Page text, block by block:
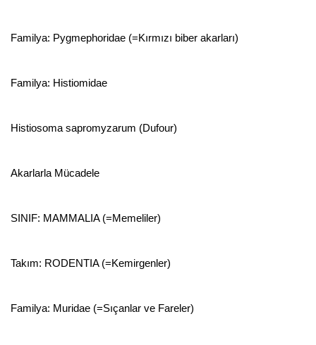
Familya: Pygmephoridae (=Kırmızı biber akarları)
Familya: Histiomidae
Histiosoma sapromyzarum (Dufour)
Akarlarla Mücadele
SINIF: MAMMALIA (=Memeliler)
Takım: RODENTIA (=Kemirgenler)
Familya: Muridae (=Sıçanlar ve Fareler)